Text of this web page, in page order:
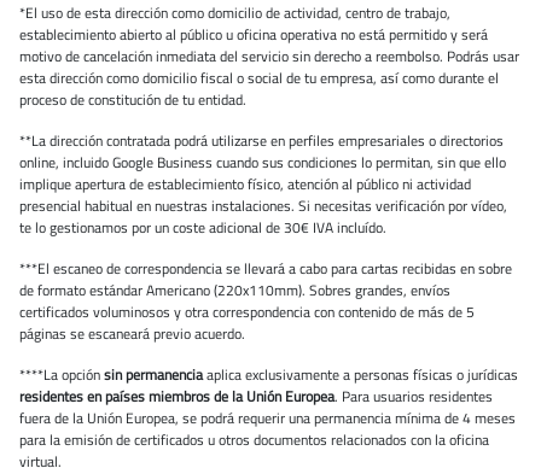
*El uso de esta dirección como domicilio de actividad, centro de trabajo,
establecimiento abierto al público u oficina operativa no está permitido y será
motivo de cancelación inmediata del servicio sin derecho a reembolso. Podrás usar
esta dirección como domicilio fiscal o social de tu empresa, así como durante el
proceso de constitución de tu entidad.
**La dirección contratada podrá utilizarse en perfiles empresariales o directorios
online, incluido Google Business cuando sus condiciones lo permitan, sin que ello
implique apertura de establecimiento físico, atención al público ni actividad
presencial habitual en nuestras instalaciones. Si necesitas verificación por vídeo,
te lo gestionamos por un coste adicional de 30€ IVA incluído.
***El escaneo de correspondencia se llevará a cabo para cartas recibidas en sobre
de formato estándar Americano (220x110mm). Sobres grandes, envíos
certificados voluminosos y otra correspondencia con contenido de más de 5
páginas se escaneará previo acuerdo.
****La opciónsin permanenciaaplica exclusivamente a personas físicas o jurídicas
residentes en países miembros de la Unión Europea. Para usuarios residentes
fuera de la Unión Europea, se podrá requerir una permanencia mínima de 4 meses
para la emisión de certificados u otros documentos relacionados con la oficina
virtual.